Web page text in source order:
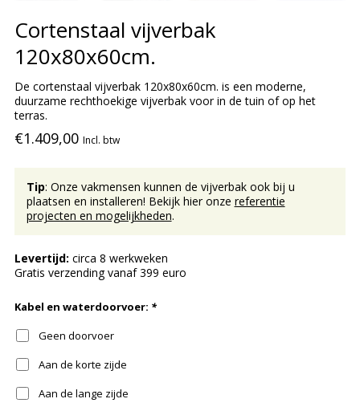
Cortenstaal vijverbak
120x80x60cm.
De cortenstaal vijverbak 120x80x60cm. is een moderne,
duurzame rechthoekige vijverbak voor in de tuin of op het
terras.
€1.409,00 Incl. btw
Tip: Onze vakmensen kunnen de vijverbak ook bij u
plaatsen en installeren! Bekijk hier onze referentie
projecten en mogelijkheden.
Levertijd: circa 8 werkweken
Gratis verzending vanaf 399 euro
Kabel en waterdoorvoer: *
Geen doorvoer
Aan de korte zijde
Aan de lange zijde